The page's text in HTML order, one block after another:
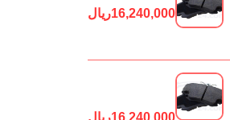
16,240,000ریال
16,240,000ریال